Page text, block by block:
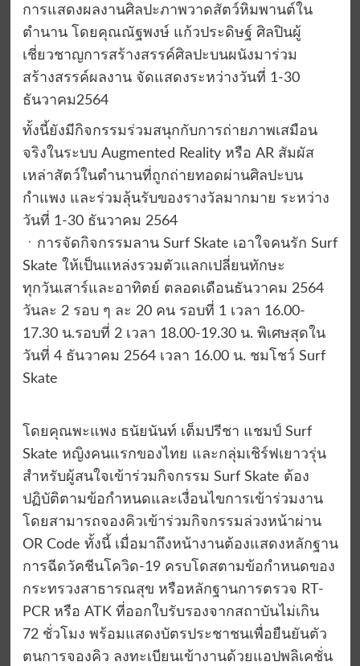
การแสดงผลงานศิลปะภาพวาดสัตว์หิมพานต์ใน
ตำนาน โดยคุณณัฐพงษ์ แก้วประดิษฐ์ ศิลปินผู้
เชี่ยวชาญการสร้างสรรค์ศิลปะบนผนังมาร่วม
สร้างสรรค์ผลงาน จัดแสดงระหว่างวันที่ 1-30
ธันวาคม2564
ทั้งนี้ยังมีกิจกรรมร่วมสนุกกับการถ่ายภาพเสมือน
จริงในระบบ Augmented Reality หรือ AR สัมผัส
เหล่าสัตว์ในตำนานที่ถูกถ่ายทอดผ่านศิลปะบน
กำแพง และร่วมลุ้นรับของรางวัลมากมาย ระหว่าง
วันที่ 1-30 ธันวาคม 2564
ㆍการจัดกิจกรรมลาน Surf Skate เอาใจคนรัก Surf
Skate ให้เป็นแหล่งรวมตัวแลกเปลี่ยนทักษะ
ทุกวันเสาร์และอาทิตย์ ตลอดเดือนธันวาคม 2564
วันละ 2 รอบ ๆ ละ 20 คน รอบที่ 1 เวลา 16.00-
17.30 น.รอบที่ 2 เวลา 18.00-19.30 น. พิเศษสุดใน
วันที่ 4 ธันวาคม 2564 เวลา 16.00 น. ชมโชว์ Surf
Skate
โดยคุณพะแพง ธนัยนันท์ เต็มปรีชา แชมป์ Surf
Skate หญิงคนแรกของไทย และกลุ่มเชิร์ฟเยาวรุ่น
สำหรับผู้สนใจเข้าร่วมกิจกรรม Surf Skate ต้อง
ปฏิบัติตามข้อกำหนดและเงื่อนไขการเข้าร่วมงาน
โดยสามารถจองคิวเข้าร่วมกิจกรรมล่วงหน้าผ่าน
OR Code ทั้งนี้ เมื่อมาถึงหน้างานต้องแสดงหลักฐาน
การฉีดวัคชีนโควิด-19 ครบโดสตามข้อกำหนดของ
กระทรวงสาธารณสุข หรือหลักฐานการตรวจ RT-
PCR หรือ ATK ที่ออกใบรับรองจากสถาบันไม่เกิน
72 ชั่วโมง พร้อมแสดงบัตรประชาชนเพื่อยืนยันตัว
ตนการจองคิว ลงทะเบียนเข้างานด้วยแอปพลิเคชั่น